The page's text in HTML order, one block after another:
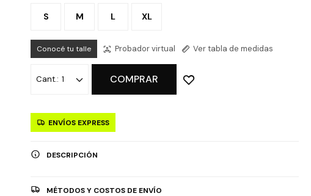
S M L XL
Conocé tu talle Probador virtual Ver tabla de medidas
1 COMPRAR
ENVÍOS EXPRESS
DESCRIPCIÓN
MÉTODOS Y COSTOS DE ENVÍO